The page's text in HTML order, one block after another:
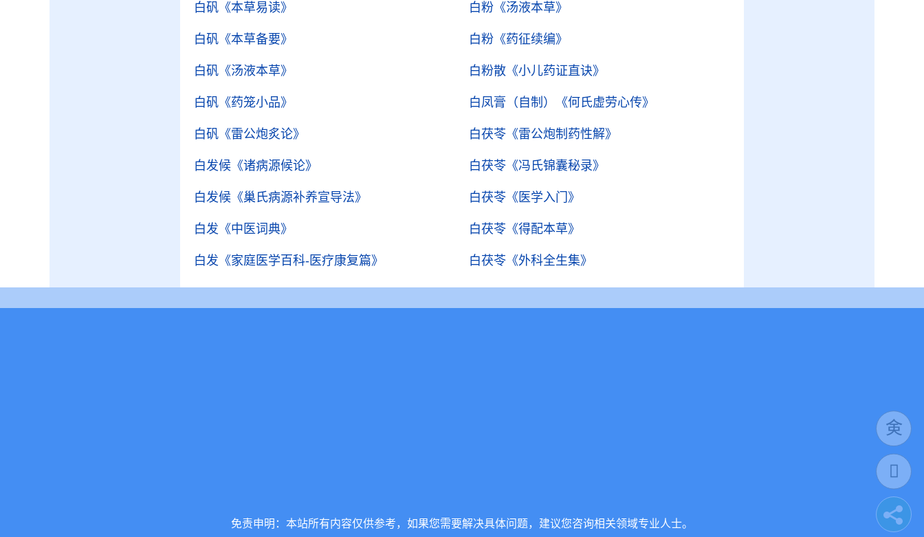
白矾 《本草易读》 白粉 《汤液本草》
白矾 《本草备要》 白粉 《药征续编》
白矾 《汤液本草》 白粉散 《小儿药证直诀》
白矾 《药笼小品》 白凤膏（自制） 《何氏虚劳心传》
白矾 《雷公炮炙论》 白茯苓 《雷公炮制药性解》
白发候 《诸病源候论》 白茯苓 《冯氏锦囊秘录》
白发候 《巢氏病源补养宣导法》 白茯苓 《医学入门》
白发 《中医词典》 白茯苓 《得配本草》
白发 《家庭医学百科-医疗康复篇》 白茯苓 《外科全生集》
免责申明：本站所有内容仅供参考，如果您需要解决具体问题，建议您咨询相关领域专业人士。